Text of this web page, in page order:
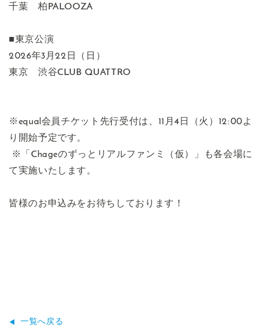
千葉 柏PALOOZA
■東京公演
2026年3月22日（日）
東京 渋谷CLUB QUATTRO
※equal会員チケット先行受付は、11月4日（火）12:00よ
り開始予定です。
※「Chageのずっとリアルファンミ（仮）」も各会場に
て実施いたします。
皆様のお申込みをお待ちしております！
一覧へ戻る